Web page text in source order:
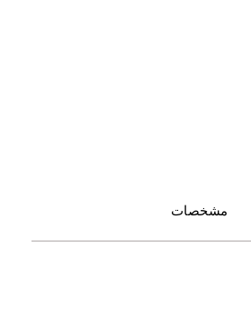
مشخصات